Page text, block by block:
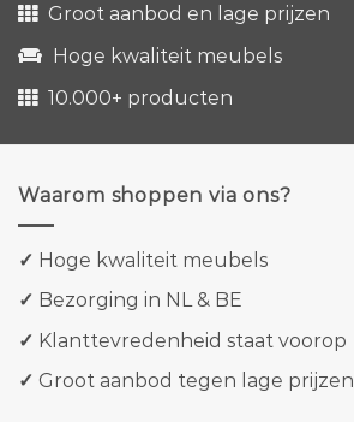
Groot aanbod en lage prijzen
Hoge kwaliteit meubels
10.000+ producten
Waarom shoppen via ons?
✓ Hoge kwaliteit meubels
✓ Bezorging in NL & BE
✓ Klanttevredenheid staat voorop
✓ Groot aanbod tegen lage prijzen